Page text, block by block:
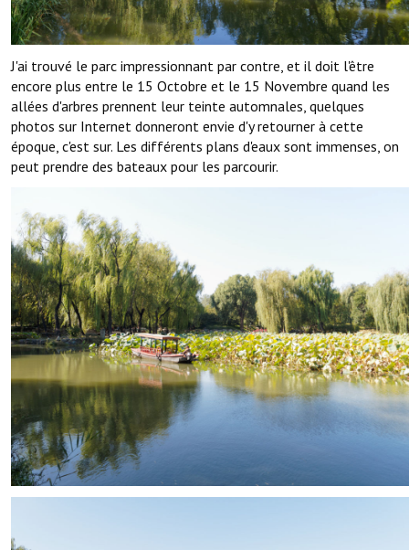
J'ai trouvé le parc impressionnant par contre, et il doit l'être
encore plus entre le 15 Octobre et le 15 Novembre quand les
allées d'arbres prennent leur teinte automnales, quelques
photos sur Internet donneront envie d'y retourner à cette
époque, c'est sur. Les différents plans d'eaux sont immenses, on
peut prendre des bateaux pour les parcourir.